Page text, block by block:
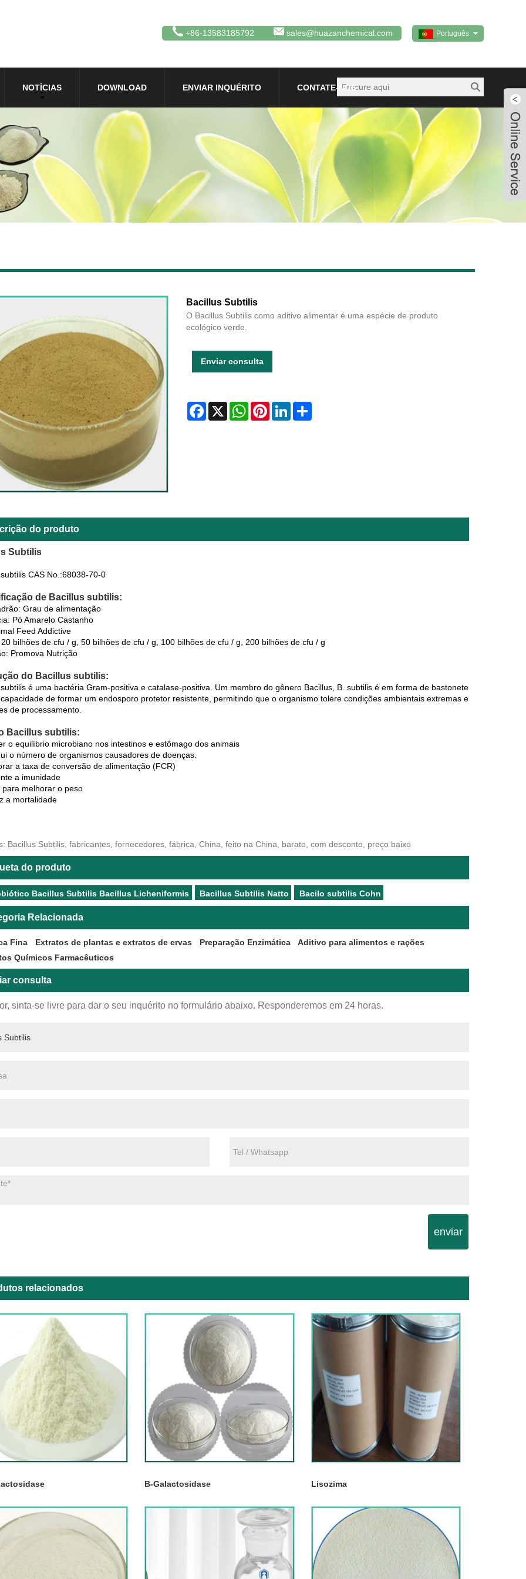
Português
+86-13583185792 sales@huazanchemical.com
NOTÍCIAS DOWNLOAD ENVIAR INQUÉRITO CONTATE-NOS
Bacillus Subtilis
O Bacillus Subtilis como aditivo alimentar é uma espécie de produto
ecológico verde.
Enviar consulta
Facebook
X WhatsAppPinterestLinkedInShare
do produto
Subtilis
CAS No.:68038-70-0
de Bacillus subtilis:
Grau de alimentação
Pó Amarelo Castanho
Feed Addictive
bilhões de cfu / g, 50 bilhões de cfu / g, 100 bilhões de cfu / g, 200 bilhões de cfu / g
Promova Nutrição
do Bacillus subtilis:
é uma bactéria Gram-positiva e catalase-positiva. Um membro do gênero Bacillus, B. subtilis é em forma de bastonete
de formar um endosporo protetor resistente, permitindo que o organismo tolere condições ambientais extremas e
de processamento.
Bacillus subtilis:
o equilíbrio microbiano nos intestinos e estômago dos animais
o número de organismos causadores de doenças.
a taxa de conversão de alimentação (FCR)
a imunidade
para melhorar o peso
a mortalidade
Bacillus Subtilis, fabricantes, fornecedores, fábrica, China, feito na China, barato, com desconto, preço baixo
do produto
Bacillus Subtilis Bacillus Licheniformis Bacillus Subtilis Natto Bacilo subtilis Cohn
Relacionada
Fina Extratos de plantas e extratos de ervas Preparação Enzimática
Aditivo para alimentos e rações
Químicos Farmacêuticos
consulta
sinta-se livre para dar o seu inquérito no formulário abaixo. Responderemos em 24 horas.
enviar
relacionados
Β-Galactosidase Lisozima